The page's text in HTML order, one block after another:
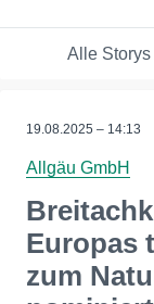
Alle Storys
19.08.2025 – 14:13
Allgäu GmbH
Europas
zum